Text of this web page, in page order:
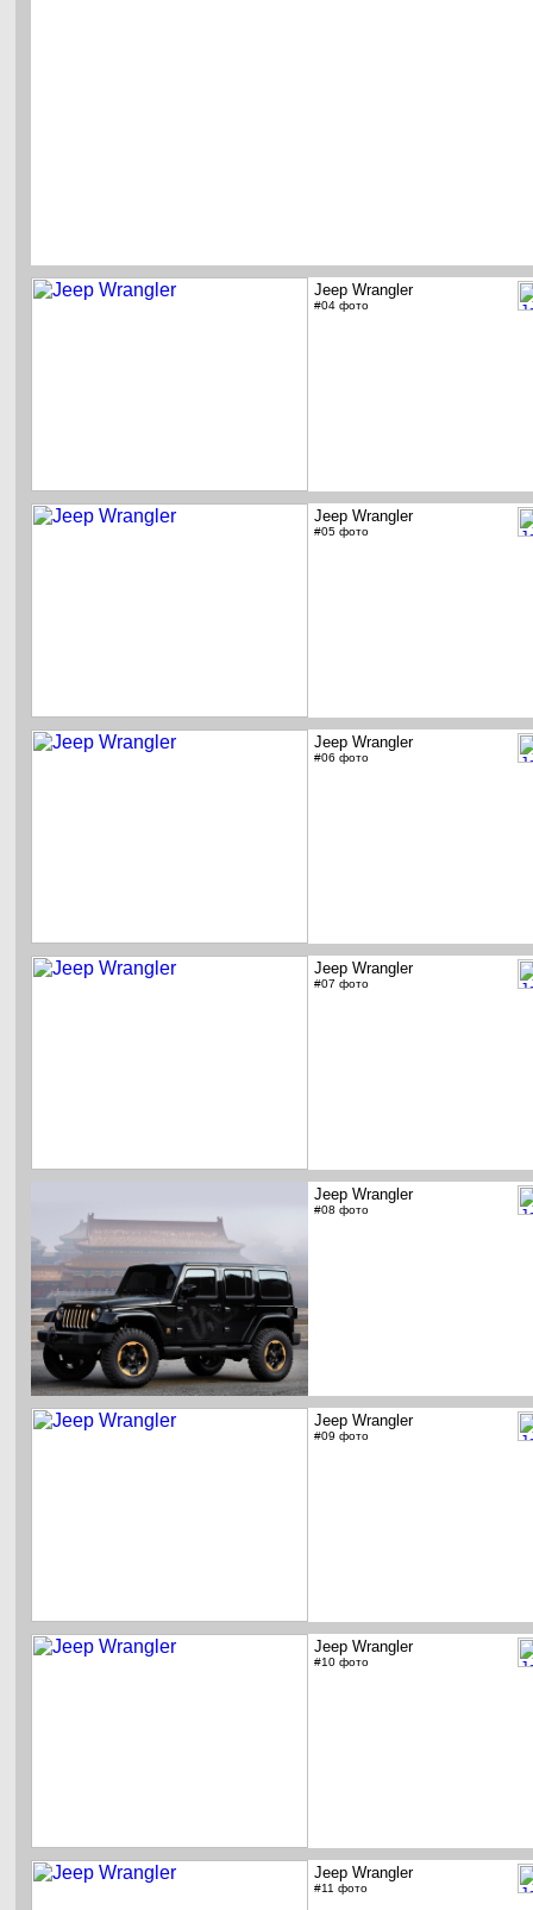
Jeep Wrangler
#04 фото
Jeep Wrangler
#05 фото
Jeep Wrangler
#06 фото
Jeep Wrangler
#07 фото
Jeep Wrangler
#08 фото
Jeep Wrangler
#09 фото
Jeep Wrangler
#10 фото
Jeep Wrangler
#11 фото